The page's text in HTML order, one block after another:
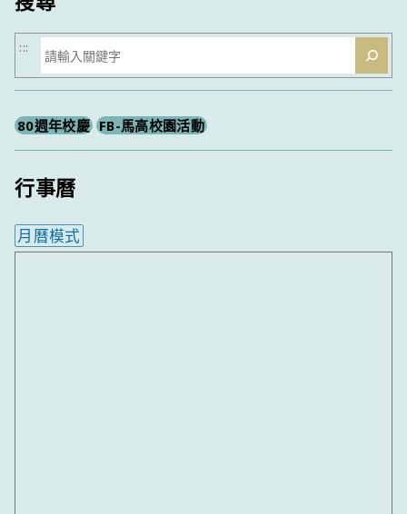
搜
尋
:::
80週年校慶 FB-馬高校園活動
行事曆
月曆模式